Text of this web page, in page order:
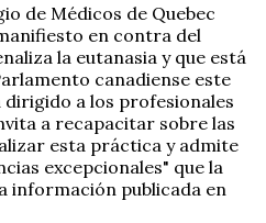
de Médicos de Quebec
en contra del
la eutanasia y que está
canadiense este
a los profesionales
a recapacitar sobre las
esta práctica y admite
excepcionales" que la
información publicada en